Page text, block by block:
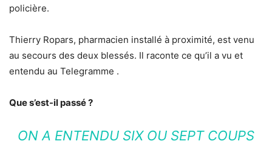
policière.
Thierry Ropars, pharmacien installé à proximité, est venu
au secours des deux blessés. Il raconte ce qu’il a vu et
entendu au Telegramme .
Que s’est-il passé ?
ON A ENTENDU SIX OU SEPT COUPS